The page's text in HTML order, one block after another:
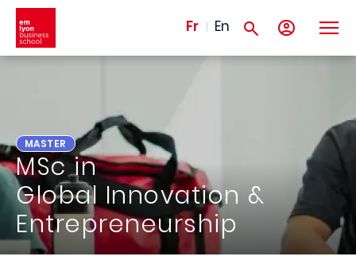
Aller au contenu principal
Fr En
MASTER
MSc in
Global Innovation &
Entrepreneurship